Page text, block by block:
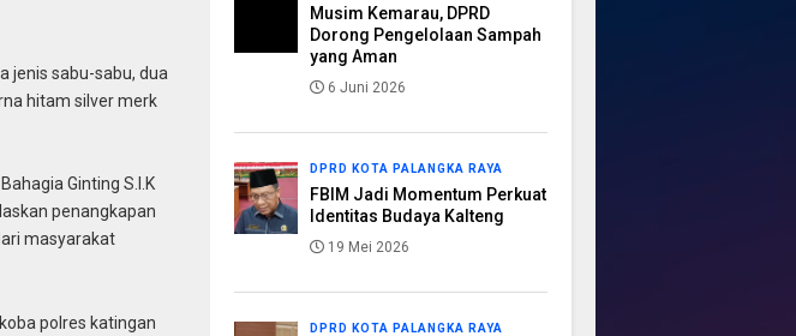
jenis sabu-sabu, dua
hitam silver merk
Ginting S.I.K
penangkapan
masyarakat
polres katingan
Musim Kemarau, DPRD
Dorong Pengelolaan Sampah
yang Aman
6 Juni 2026
DPRD KOTA PALANGKA RAYA
FBIM Jadi Momentum Perkuat
Identitas Budaya Kalteng
19 Mei 2026
DPRD KOTA PALANGKA RAYA